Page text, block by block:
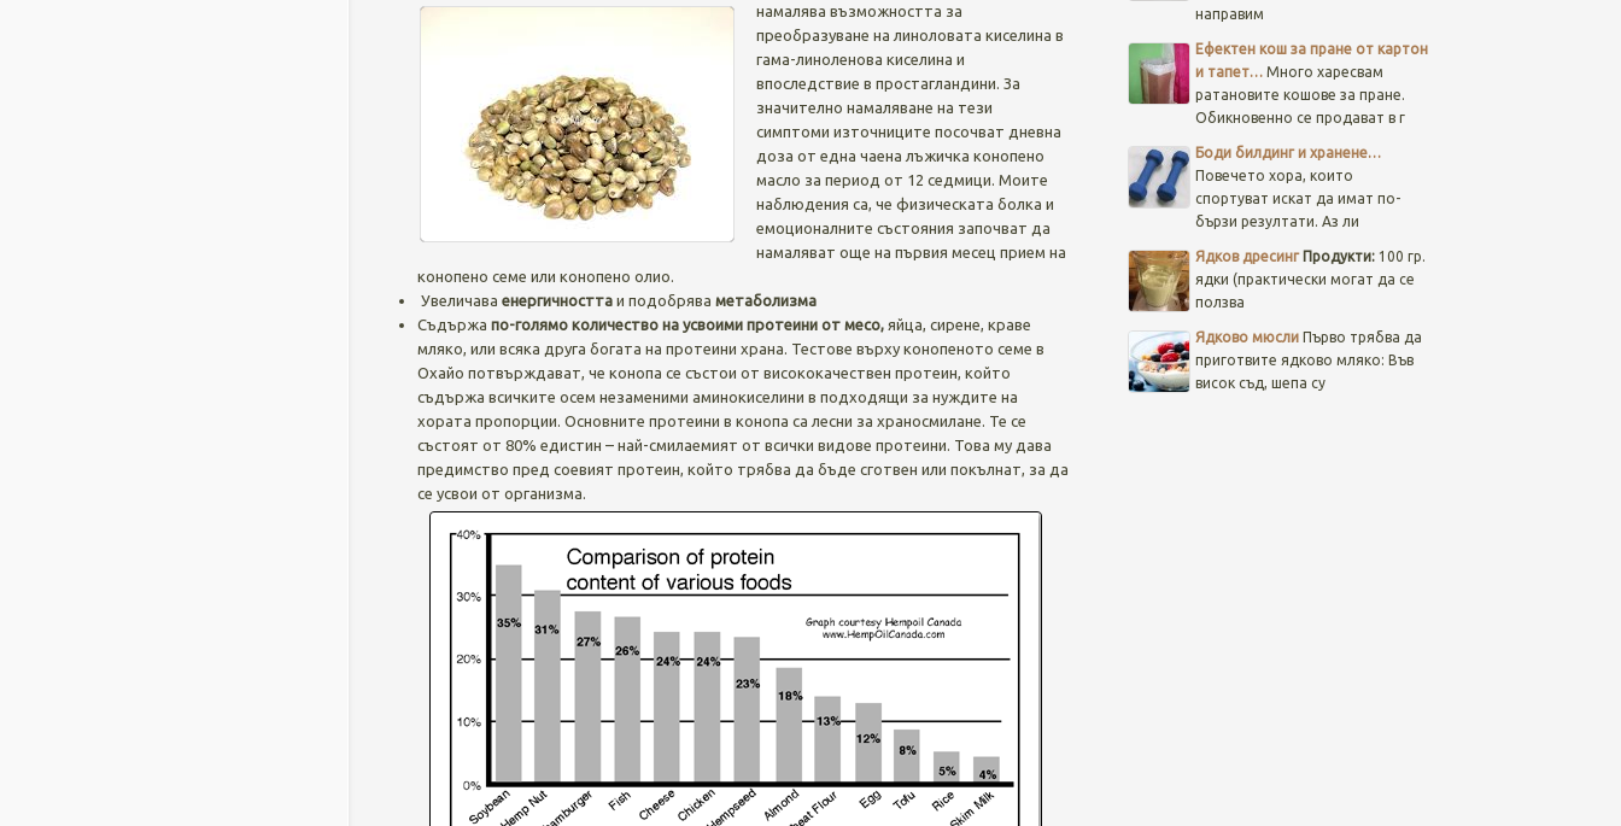
намалява възможността за
преобразуване на линоловата киселина в
гама-линоленова киселина и
впоследствие в простагландини. За
значително намаляване на тези
симптоми източниците посочват дневна
доза от една чаена лъжичка конопено
масло за период от 12 седмици. Моите
наблюдения са, че физическата болка и
емоционалните състояния започват да
намаляват още на първия месец прием на
конопено семе или конопено олио.
Увеличава енергичността и подобрява метаболизма
Съдържа по-голямо количество на усвоими протеини от месо, яйца, сирене, краве
мляко, или всяка друга богата на протеини храна. Тестове върху конопеното семе в
Охайо потвърждават, че конопа се състои от висококачествен протеин, който
съдържа всичките осем незаменими аминокиселини в подходящи за нуждите на
хората пропорции. Основните протеини в конопа са лесни за храносмилане. Те се
състоят от 80% едистин – най-смилаемият от всички видове протеини. Това му дава
предимство пред соевият протеин, който трябва да бъде сготвен или покълнат, за да
се усвои от организма.
направим
Ефектен кош за пране от картон
и тапет… Много харесвам
ратановите кошове за пране.
Обикновенно се продават в г
Боди билдинг и хранене…
Повечето хора, които
спортуват искат да имат по-
бързи резултати. Аз ли
Ядков дресинг Продукти: 100 гр.
ядки (практически могат да се
ползва
Ядково мюсли Първо трябва да
приготвите ядково мляко: Във
висок съд, шепа су